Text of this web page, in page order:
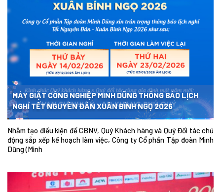
MÁY GIẶT CÔNG NGHIỆP MINH DŨNG THÔNG BÁO LỊCH
NGHỈ TẾT NGUYÊN ĐÁN XUÂN BÍNH NGỌ 2026
Nhằm tạo điều kiện để CBNV, Quý Khách hàng và Quý Đối tác chủ
động sắp xếp kế hoạch làm việc, Công ty Cổ phần Tập đoàn Minh
Dũng (Minh